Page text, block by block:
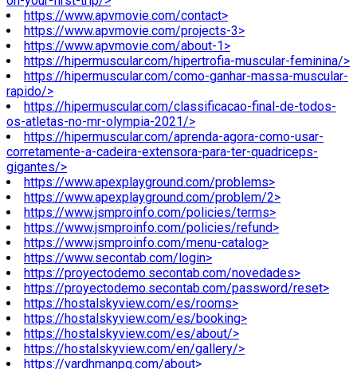
https://www.apvmovie.com/contact>
https://www.apvmovie.com/projects-3>
https://www.apvmovie.com/about-1>
https://hipermuscular.com/hipertrofia-muscular-feminina/>
https://hipermuscular.com/como-ganhar-massa-muscular-
rapido/>
https://hipermuscular.com/classificacao-final-de-todos-
os-atletas-no-mr-olympia-2021/>
https://hipermuscular.com/aprenda-agora-como-usar-
corretamente-a-cadeira-extensora-para-ter-quadriceps-
gigantes/>
https://www.apexplayground.com/problems>
https://www.apexplayground.com/problem/2>
https://www.jsmproinfo.com/policies/terms>
https://www.jsmproinfo.com/policies/refund>
https://www.jsmproinfo.com/menu-catalog>
https://www.secontab.com/login>
https://proyectodemo.secontab.com/novedades>
https://proyectodemo.secontab.com/password/reset>
https://hostalskyview.com/es/rooms>
https://hostalskyview.com/es/booking>
https://hostalskyview.com/es/about/>
https://hostalskyview.com/en/gallery/>
https://vardhmanpg.com/about>